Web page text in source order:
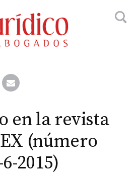
en la revista
(número
2015)